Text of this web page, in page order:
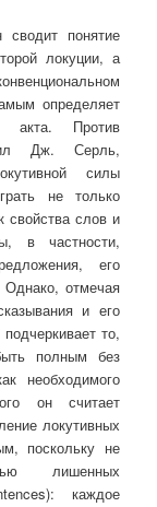
понятие
локуции, а
определяет
акта. Против
Дж. Серль,
силы
не только
свойства слов и
в частности,
его
Однако, отмечая
и его
то,
полным без
необходимого
он считает
локутивных
поскольку не
лишенных
каждое